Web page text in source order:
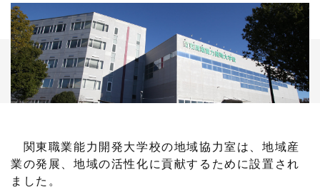
関東職業能力開発大学校の地域協力室は、地域産
業の発展、地域の活性化に貢献するために設置され
ました。